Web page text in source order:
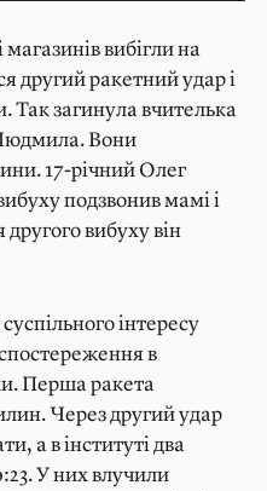
магазинів вибігли на
другий ракетний удар і
Так загинула вчителька
Вони
17-річний Олег
подзвонив мамі і
вибуху він
інтересу
в
Перша ракета
Через другий удар
а в інституті два
У них влучили